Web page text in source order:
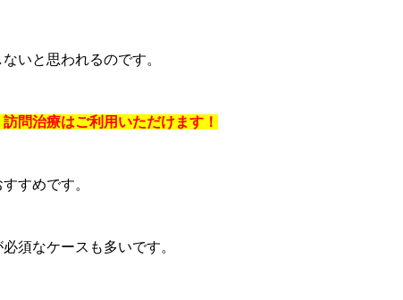
いと思われるのです。
問治療はご利用いただけます！
すめです。
須なケースも多いです。